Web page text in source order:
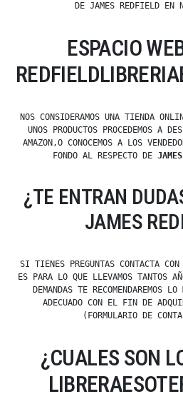
DE JAMES REDFIELD EN
ESPACIO
NOS CONSIDERAMOS UNA TIENDA
UNOS PRODUCTOS PROCEDEMOS A
AMAZON,O CONOCEMOS A LOS
FONDO AL RESPECTO DE
¿TE ENTRAN
JAMES
SI TIENES PREGUNTAS CONTACTA
ES PARA LO QUE LLEVAMOS TANTOS
DEMANDAS TE RECOMENDAREMOS
ADECUADO CON EL FIN DE
(FORMULARIO DE
¿CUALES SON